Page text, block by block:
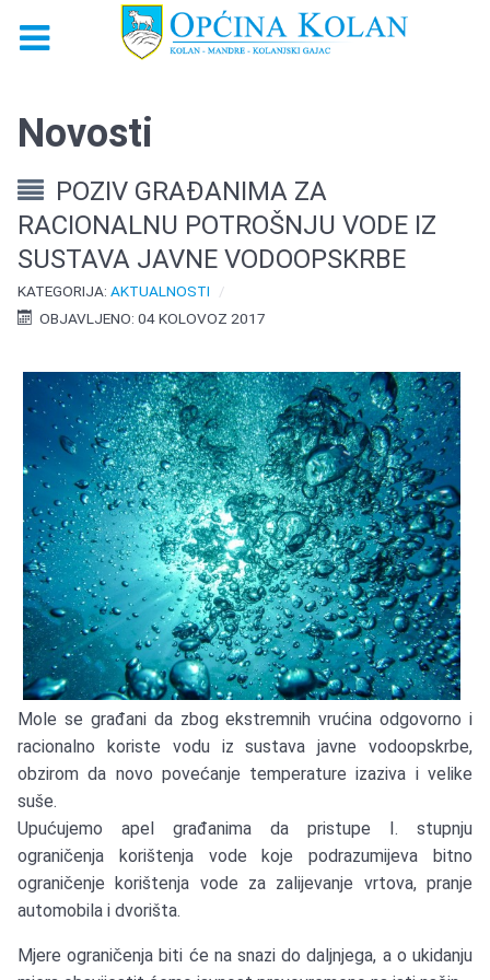
Novosti
POZIV GRAĐANIMA ZA
RACIONALNU POTROŠNJU VODE IZ
SUSTAVA JAVNE VODOOPSKRBE
KATEGORIJA:AKTUALNOSTI
OBJAVLJENO: 04 KOLOVOZ 2017
Mole se građani da zbog ekstremnih vrućina odgovorno i
racionalno koriste vodu iz sustava javne vodoopskrbe,
obzirom da novo povećanje temperature izaziva i velike
suše.
Upućujemo apel građanima da pristupe I. stupnju
ograničenja korištenja vode koje podrazumijeva bitno
ograničenje korištenja vode za zalijevanje vrtova, pranje
automobila i dvorišta.
Mjere ograničenja biti će na snazi do daljnjega, a o ukidanju